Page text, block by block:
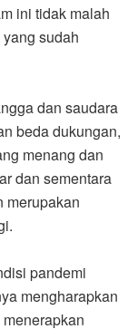
ini tidak malah
sudah
dan saudara
beda dukungan,
menang dan
dan sementara
merupakan
pandemi
mengharapkan